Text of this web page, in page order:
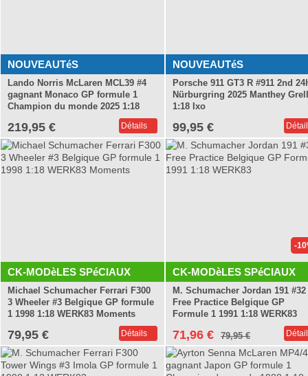
NOUVEAUTéS
Lando Norris McLaren MCL39 #4
gagnant Monaco GP formule 1
Champion du monde 2025 1:18
219,95 € Détails
NOUVEAUTéS
Porsche 911 GT3 R #911 2nd
Nürburgring 2025 Manthey
1:18 Ixo
99,95 €
CK-MODèLES SPéCIAUX
Michael Schumacher Ferrari F300
3 Wheeler #3 Belgique GP formule
1 1998 1:18 WERK83 Moments
79,95 € Détails
CK-MODèLES SPéCIAUX
-
M. Schumacher Jordan 191 #32
Free Practice Belgique GP
Formule 1 1991 1:18 WERK83
71,96 € 79,95 €